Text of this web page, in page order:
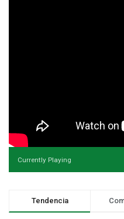
Currently Playing
Tendencia